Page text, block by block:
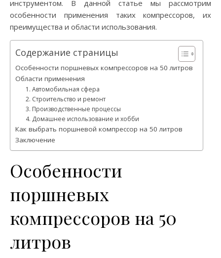
инструментом. В данной статье мы рассмотрим
особенности применения таких компрессоров, их
преимущества и области использования.
Содержание страницы
Особенности поршневых компрессоров на 50 литров
Области применения
1. Автомобильная сфера
2. Строительство и ремонт
3. Производственные процессы
4. Домашнее использование и хобби
Как выбрать поршневой компрессор на 50 литров
Заключение
Особенности
поршневых
компрессоров на 50
литров